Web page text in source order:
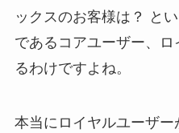
ックスのお客様は？ と
であるコアユーザー、
るわけですよね。
本当にロイヤルユーザ